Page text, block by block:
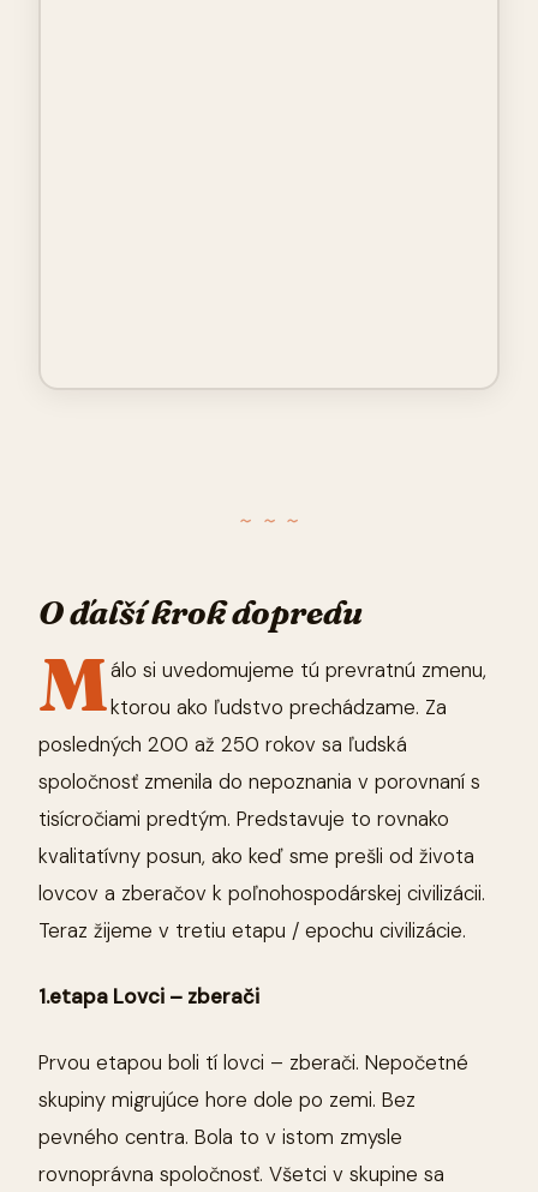
~ ~ ~
O ďalší krok dopredu
Málo si uvedomujeme tú prevratnú zmenu,
ktorou ako ľudstvo prechádzame. Za
posledných 200 až 250 rokov sa ľudská
spoločnosť zmenila do nepoznania v porovnaní s
tisícročiami predtým. Predstavuje to rovnako
kvalitatívny posun, ako keď sme prešli od života
lovcov a zberačov k poľnohospodárskej civilizácii.
Teraz žijeme v tretiu etapu / epochu civilizácie.
1.etapa Lovci – zberači
Prvou etapou boli tí lovci – zberači. Nepočetné
skupiny migrujúce hore dole po zemi. Bez
pevného centra. Bola to v istom zmysle
rovnoprávna spoločnosť. Všetci v skupine sa